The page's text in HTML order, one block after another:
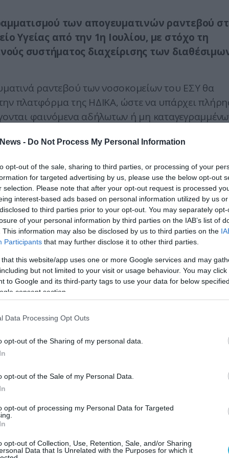
- Do Not Process My Personal Information
opt-out of the sale, sharing to third parties, or processing of your
for targeted advertising by us, please use the below opt-out
selection. Please note that after your opt-out request is processed
interest-based ads based on personal information utilized by us
to third parties prior to your opt-out. You may separately
of your personal information by third parties on the IAB’s list of
This information may also be disclosed by us to third parties on the
Participants that may further disclose it to other third parties.
that this website/app uses one or more Google services and may
but not limited to your visit or usage behaviour. You may
to Google and its third-party tags to use your data for below
consent section.
Data Processing Opt Outs
opt-out of the Sharing of my personal data.
opt-out of the Sale of my Personal Data.
opt-out of processing my Personal Data for Targeted
opt-out of Collection, Use, Retention, Sale, and/or Sharing
Data that Is Unrelated with the Purposes for which it
των απογευματινών ραντεβού
Υγείας από την 1η Ιουλίου, με στόχο τη
συστήματος διαχείρισης των
ραντεβού των νοσοκομείων του ΕΣΥ θα
πλατφόρμα της ΗΔΙΚΑ, ώστε να υπάρχει
φαινόμενα αδήλωτων ή μη
επισκέψεις τους μέσω πολλαπλών καναλιών,
MyHealth App και η ιστοσελίδα
δυνατότητα απευθείας επικοινωνίας με τα
παρουσία, υπό την προϋπόθεση ότι όλα τα
πληροφοριακό σύστημα της ΗΔΙΚΑ.
Θεμιστοκλέους προβλέπεται ότι ο
ραντεβού θα γίνεται στο τέλος κάθε μήνα
120 ημερών. Παράλληλα, ορίζεται ως
προκειμένου να διασφαλίζεται ένα βασικό
ζήτησης για τις υπηρεσίες των
περίπου 540.000 απογευματινά
επιβεβαιώνει ότι ο θεσμός έχει πλέον
ταχύτερη πρόσβαση σε ιατρικές
καταγράφεται σε μεγάλα νοσοκομεία της
Σάββας», ενώ σημαντικοί αριθμοί ραντεβού
της περιφέρειας, όπως της Λάρισας, του
ότι το νέο σύστημα θα ενισχύσει τη
των πολιτών στις υπηρεσίες υγείας.